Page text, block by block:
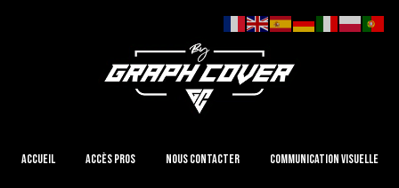
Accueil Accès Pros Nous contacter Communication visuelle